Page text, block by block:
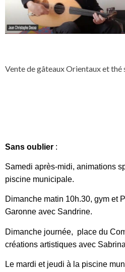
Vente de gâteaux Orientaux et thé
Sans oublier :
Samedi après-midi, animations
piscine municipale.
Dimanche matin 10h.30, gym et
Garonne avec Sandrine.
Dimanche journée, place du
créations artistiques avec
Le mardi et jeudi à la piscine